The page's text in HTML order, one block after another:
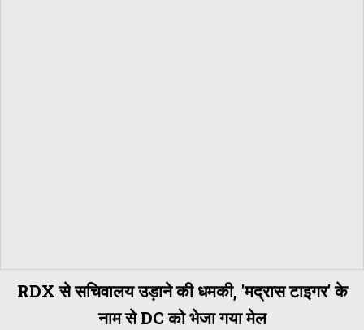
RDX से सचिवालय उड़ाने की धमकी, 'मद्रास टाइगर' के
नाम से DC को भेजा गया मेल